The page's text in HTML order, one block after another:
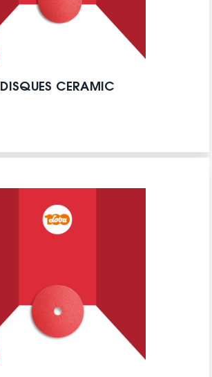
DISQUES CERAMIC